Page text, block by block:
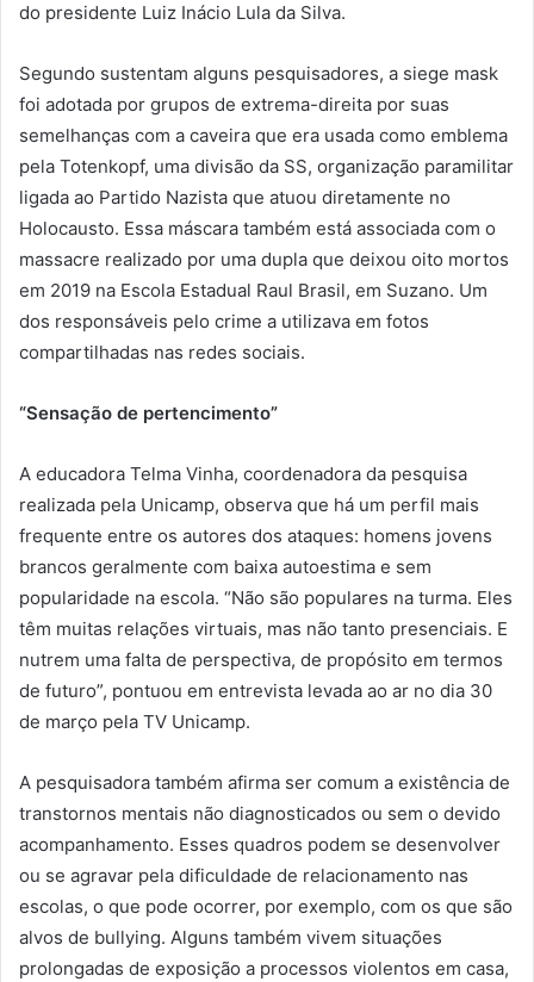
do presidente Luiz Inácio Lula da Silva.
Segundo sustentam alguns pesquisadores, a siege mask
foi adotada por grupos de extrema-direita por suas
semelhanças com a caveira que era usada como emblema
pela Totenkopf, uma divisão da SS, organização paramilitar
ligada ao Partido Nazista que atuou diretamente no
Holocausto. Essa máscara também está associada com o
massacre realizado por uma dupla que deixou oito mortos
em 2019 na Escola Estadual Raul Brasil, em Suzano. Um
dos responsáveis pelo crime a utilizava em fotos
compartilhadas nas redes sociais.
“Sensação de pertencimento”
A educadora Telma Vinha, coordenadora da pesquisa
realizada pela Unicamp, observa que há um perfil mais
frequente entre os autores dos ataques: homens jovens
brancos geralmente com baixa autoestima e sem
popularidade na escola. “Não são populares na turma. Eles
têm muitas relações virtuais, mas não tanto presenciais. E
nutrem uma falta de perspectiva, de propósito em termos
de futuro”, pontuou em entrevista levada ao ar no dia 30
de março pela TV Unicamp.
A pesquisadora também afirma ser comum a existência de
transtornos mentais não diagnosticados ou sem o devido
acompanhamento. Esses quadros podem se desenvolver
ou se agravar pela dificuldade de relacionamento nas
escolas, o que pode ocorrer, por exemplo, com os que são
alvos de bullying. Alguns também vivem situações
prolongadas de exposição a processos violentos em casa,